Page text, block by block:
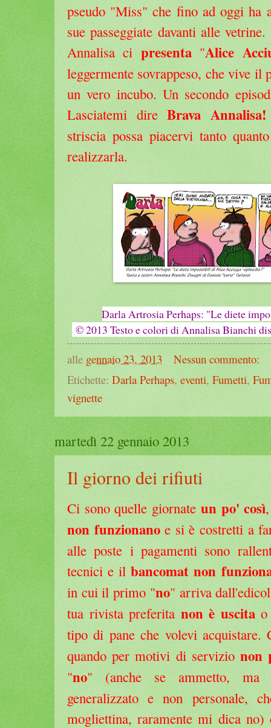
pseudo "Miss" che fino ad oggi ha
sue passeggiate davanti alle
Annalisa ci presenta"Alice
leggermente sovrappeso, che vive il
un vero incubo. Un secondo
Lasciatemi direBrava Annalisa!
striscia possa piacervi tanto
realizzarla.
Darla Artrosia Perhaps: "Le diete
© 2013 Testo e colori di Annalisa Bianchi
alle gennaio 23, 2013
Nessun commento:
Etichette: Darla Perhaps, eventi, Fumetti,
vignette
martedì 22 gennaio 2013
Il giorno dei rifiuti
Ci sono quelle giornate un po' così
non funzionanoe si è costretti a
alle poste i pagamenti sono
tecnici e il bancomat non
in cui il primo "no" arriva
tua rivista preferita non è uscitao
tipo di pane che volevi
quando per motivi di servizio non
"no" (anche se ammetto, ma
generalizzato e non personale,
mogliettina, raramente mi dica